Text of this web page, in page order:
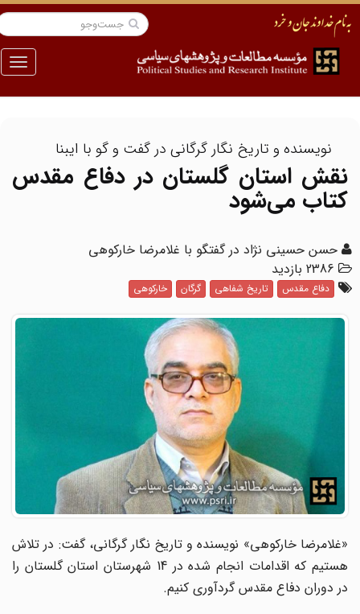
منو
نویسنده و تاریخ نگار گرگانی در گفت و گو با ایبنا
نقش استان گلستان در دفاع مقدس
کتاب می‌شود
حسن حسینی نژاد در گفتگو با غلامرضا خارکوهی
2386 بازدید
دفاع مقدس تاریخ شفاهی گرگان خارکوهی
«غلامرضا خارکوهی» نویسنده و تاریخ نگار گرگانی، گفت: در تلاش
هستیم که اقدامات انجام شده در 14 شهرستان استان گلستان را
در دوران دفاع مقدس گردآوری کنیم.